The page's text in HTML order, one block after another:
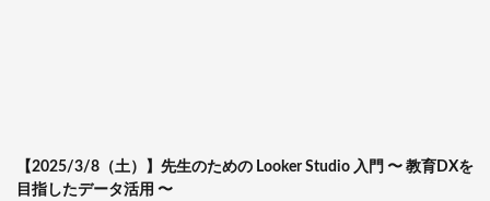
【2025/3/8（土）】先生のための Looker Studio 入門 〜 教育DXを
目指したデータ活用 〜